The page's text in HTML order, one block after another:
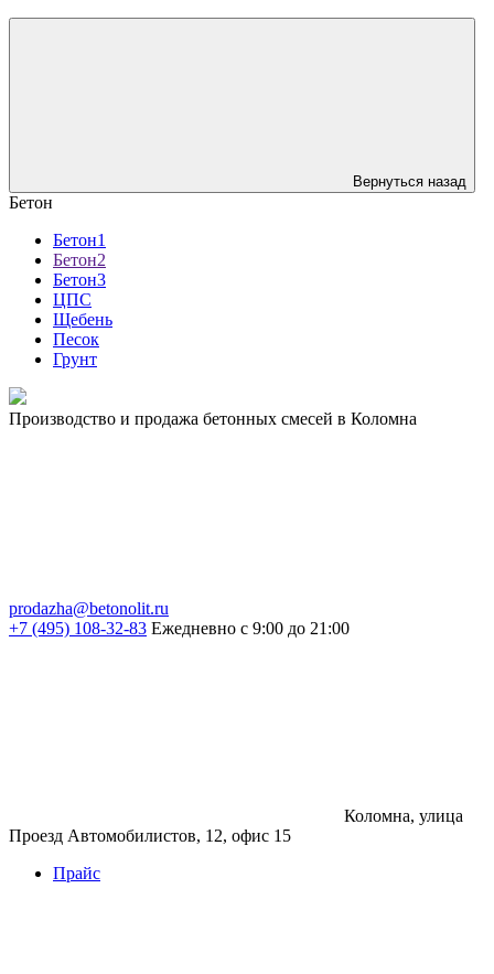
Вернуться назад
Бетон
Бетон1
Бетон2
Бетон3
ЦПС
Щебень
Песок
Грунт
Производство и продажа бетонных смесей в Коломна
prodazha@betonolit.ru
+7 (495) 108-32-83 Ежедневно с 9:00 до 21:00
Коломна, улица
Проезд Автомобилистов, 12, офис 15
Прайс